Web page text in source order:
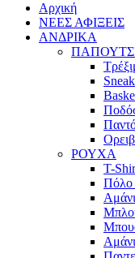
Αρχική
ΝΕΕΣ ΑΦΙΞΕΙΣ
AΝΔΡΙΚΑ
ΡΟΥΧΑ
T-
Πόλο